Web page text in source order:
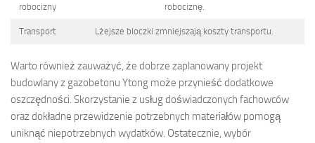
robocizny
robociznę.
Transport Lżejsze bloczki zmniejszają koszty transportu.
Warto również zauważyć, że dobrze zaplanowany projekt
budowlany z gazobetonu Ytong może przynieść dodatkowe
oszczędności. Skorzystanie z usług doświadczonych fachowców
oraz dokładne przewidzenie potrzebnych materiałów pomogą
uniknąć niepotrzebnych wydatków. Ostatecznie, wybór